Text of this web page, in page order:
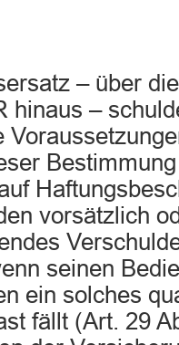
– über
hinaus –
vorsätzlich
seinen
ein solches
fällt (Art. 29